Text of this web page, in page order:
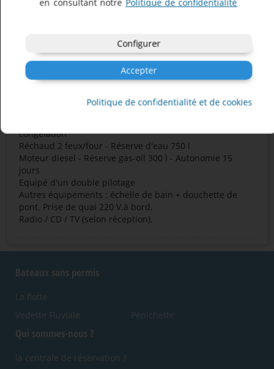
habitable sans permis est le parfait compromis entre la
La "piscinette" est également adaptable sur la gamme
ESTIVALE.
1 cabine :
1 grand lit + carré transformable en lit 2 pers.
1 salles de bain / WC électriques
congélation
Réchaud 2 feux/four - Réserve d'eau 750 l
Moteur diesel - Réserve gas-oil 300 l - Autonomie 15
jours
Equipé d'un double pilotage
Autres équipements : échelle de bain + douchette de
pont. Prise de quai 220 V.à bord.
Radio / CD / TV (selon réception).
Bateaux sans permis
La flotte
Vedette Fluviale
Pénichette
Qui sommes-nous ?
la centrale de réservation ?
Configurer
Accepter
Politique de confidentialité et de cookies